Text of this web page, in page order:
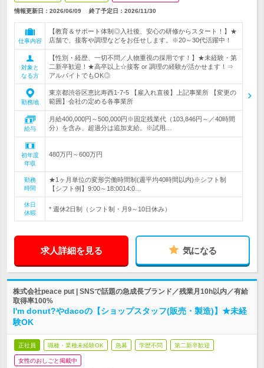
情報更新日：2026/06/09 終了予定日： 2026/11/30
仕事内容
【教育＆サポート体制◎入社後、安心の研修からスタート！】★
店舗で、接客や調理などをお任せします。※20～30代活躍中！
対象と
なる方
【性別・経歴、一切不問／人物重視の採用です！】★未経験・第
二新卒歓迎！★高卒以上☆接客 or 調理の経験が活かせます！⇒
アルバイトでもOK◎
勤務地
東京都渋谷区恵比寿西1-7-5 【雇入れ直後】上記事業所 【変更の
範囲】会社の定める各事業所
給与
月給400,000円～500,000円※固定残業代（103,846円～／40時間
分）を含み、超過分は追加支給。※試用…
初年度
年収
480万円～600万円
勤務
時間
★1ヶ月単位の変形労働時間制(週平均40時間以内)※シフト制
【シフト例】9:00～18:0014:0…
休日
休暇
* 週休2日制（シフト制・月9～10日休み）
求人詳細を見る 気になる
株式会社peace put | SNSで話題の急成長ブランド／残業月10h以内／有給
取得率100%
I'm donut?やdacoの【ショップスタッフ(販売・製造)】★未経
験OK
正社員 職種・業種未経験OK 急募 学歴不問 第二新卒歓迎
女性のおしごと掲載中